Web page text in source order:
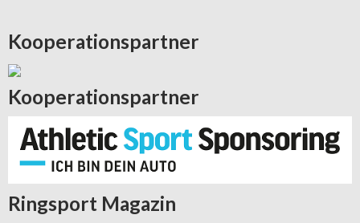
Kooperationspartner
Kooperationspartner
Ringsport Magazin